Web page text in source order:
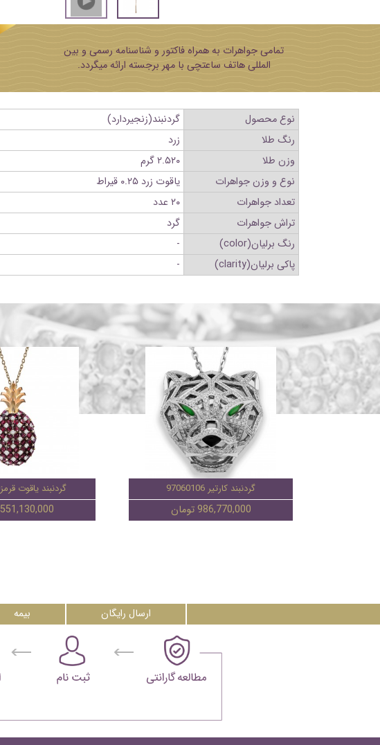
تمامی جواهرات به همراه فاکتور و شناسنامه رسمی و بین
المللی هاتف ساعتچی با مهر برجسته ارائه میگردد.
نوع محصول
گردنبند(زنجیردارد)
رنگ طلا
زرد
وزن طلا
۲.۵۲۰ گرم
نوع و وزن جواهرات
یاقوت زرد ۰.۲۵ قیراط
تعداد جواهرات
۲۰ عدد
تراش جواهرات
گرد
رنگ برلیان(color)
-
پاکی برلیان(clarity)
-
گردنبند کارتیر 97060106
986,770,000 تومان
گردنبند یاقوت قرمزA0050480
551,130,000 تومان
ارسال رایگان بیمه